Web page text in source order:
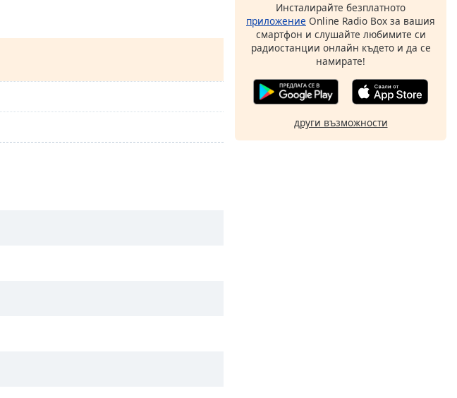
Инсталирайте безплатното
приложение Online Radio Box за вашия
смартфон и слушайте любимите си
радиостанции онлайн където и да се
намирате!
други възможности